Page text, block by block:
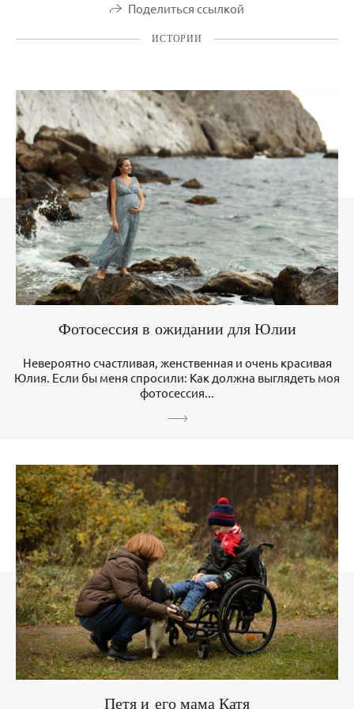
Поделиться ссылкой
ИСТОРИИ
Фотосессия в ожидании для Юлии
Невероятно счастливая, женственная и очень красивая
Юлия. Если бы меня спросили: Как должна выглядеть моя
фотосессия...
Петя и его мама Катя